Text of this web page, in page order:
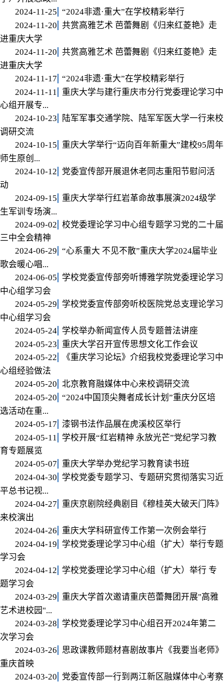
2024-11-25
“2024非遗·重大”在学校精彩举行
2024-11-20
共赏高雅艺术 芭蕾舞剧《归来红菱艳》走
进重庆大学
2024-11-20
共赏高雅艺术 芭蕾舞剧《归来红菱艳》走
进重庆大学
2024-11-17
“2024非遗·重大”在学校精彩举行
2024-11-11
重庆大学与建行重庆市分行党委理论学习中
心组开展专...
2024-10-23
陆军军事交通学院、陆军军医大学一行来校
调研交流
2024-10-15
重庆大学举行“迈向百年新重大”建校95周年
师生原创...
2024-10-12
党委宣传部开展退休老同志重阳节慰问活
动
2024-09-15
重庆大学举行红岩革命故事展演2024级学
生军训专场演...
2024-09-02
校党委理论学习中心组专题学习党的二十届
三中全会精神
2024-06-29
“心系重大 不见不散”重庆大学2024届毕业
歌会暖心唱...
2024-06-05
学校党委宣传部旁听博雅学院党委理论学习
中心组学习会
2024-05-29
学校党委宣传部旁听校医院党总支理论学习
中心组学习会
2024-05-24 学校举办新闻宣传人员专题普法讲座
2024-05-23
重庆大学召开宣传思想文化工作会议
2024-05-22
《重庆学习论坛》介绍我校党委理论学习中
心组经验做法
2024-05-20
北京教育融媒体中心来校调研交流
2024-05-20
“2024中国顶尖舞者成长计划”重庆分区培
选活动在重...
2024-05-17
漆钢书法作品展在虎溪校区举行
2024-05-11
学校开展“红岩精神 永放光芒”党纪学习教
育专题展览
2024-05-07
重庆大学举办党纪学习教育读书班
2024-04-30
学校党委专题学习、专题研究贯彻落实习近
平总书记视...
2024-04-27
重庆京剧院经典剧目《穆桂英大破天门阵》
来校演出
2024-04-26
重庆大学科研宣传工作第一次例会举行
2024-04-19
学校党委理论学习中心组（扩大）举行专题
学习会
2024-04-12
学校党委理论学习中心组（扩大）举行 专
题学习会
2024-03-29
重庆大学首次邀请重庆芭蕾舞团开展"高雅
艺术进校园"...
2024-03-28
学校党委理论学习中心组召开2024年第二
次学习会
2024-03-26
思政课教师题材喜剧故事片《我要当老师》
重庆首映
2024-03-20
党委宣传部一行到两江新区融媒体中心考察